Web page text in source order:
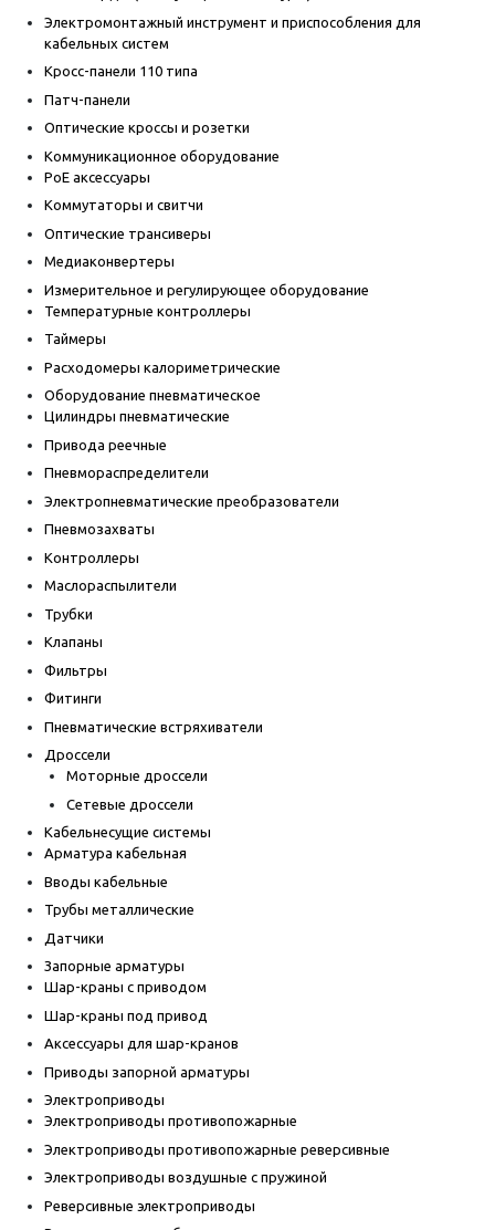
Электромонтажный инструмент и приспособления для
кабельных систем
Кросс-панели 110 типа
Патч-панели
Оптические кроссы и розетки
Коммуникационное оборудование
PoE аксессуары
Коммутаторы и свитчи
Оптические трансиверы
Медиаконвертеры
Измерительное и регулирующее оборудование
Температурные контроллеры
Таймеры
Расходомеры калориметрические
Оборудование пневматическое
Цилиндры пневматические
Привода реечные
Пневмораспределители
Электропневматические преобразователи
Пневмозахваты
Контроллеры
Маслораспылители
Трубки
Клапаны
Фильтры
Фитинги
Пневматические встряхиватели
Дроссели
Моторные дроссели
Сетевые дроссели
Кабельнесущие системы
Арматура кабельная
Вводы кабельные
Трубы металлические
Датчики
Запорные арматуры
Шар-краны с приводом
Шар-краны под привод
Аксессуары для шар-кранов
Приводы запорной арматуры
Электроприводы
Электроприводы противопожарные
Электроприводы противопожарные реверсивные
Электроприводы воздушные с пружиной
Реверсивные электроприводы